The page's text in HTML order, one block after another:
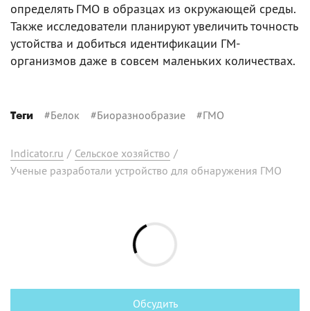
определять ГМО в образцах из окружающей среды.
Также исследователи планируют увеличить точность
устойства и добиться идентификации ГМ-
организмов даже в совсем маленьких количествах.
Теги #Белок #Биоразнообразие #ГМО
Indicator.ru / Сельское хозяйство /
Ученые разработали устройство для обнаружения ГМО
Обсудить